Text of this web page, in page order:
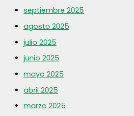
septiembre 2025
agosto 2025
julio 2025
junio 2025
mayo 2025
abril 2025
marzo 2025